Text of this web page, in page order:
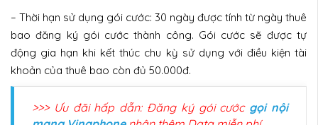
– Thời hạn sử dụng gói cước: 30 ngày được tính từ ngày thuê
bao đăng ký gói cước thành công. Gói cước sẽ được tự
động gia hạn khi kết thúc chu kỳ sử dụng với điều kiện tài
khoản của thuê bao còn đủ 50.000đ.
>>> Ưu đãi hấp dẫn: Đăng ký gói cước gọi nội